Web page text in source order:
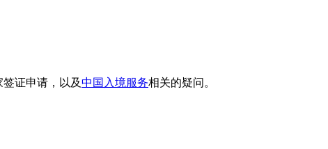
证申请，以及中国入境服务相关的疑问。